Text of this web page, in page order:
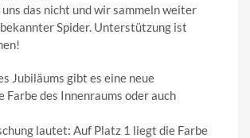
das nicht und wir sammeln weiter
Spider. Unterstützung ist
Jubiläums gibt es eine neue
Farbe des Innenraums oder auch
lautet: Auf Platz 1 liegt die Farbe